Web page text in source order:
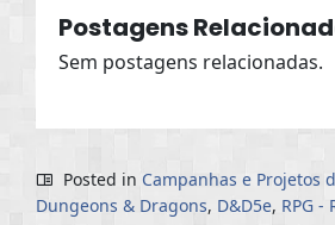
Postagens
Sem postagens relacionadas.
Posted in Campanhas e Projetos
Dungeons & Dragons, D&D5e, RPG -